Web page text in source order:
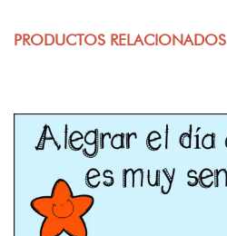
PRODUCTOS RELACIONADOS